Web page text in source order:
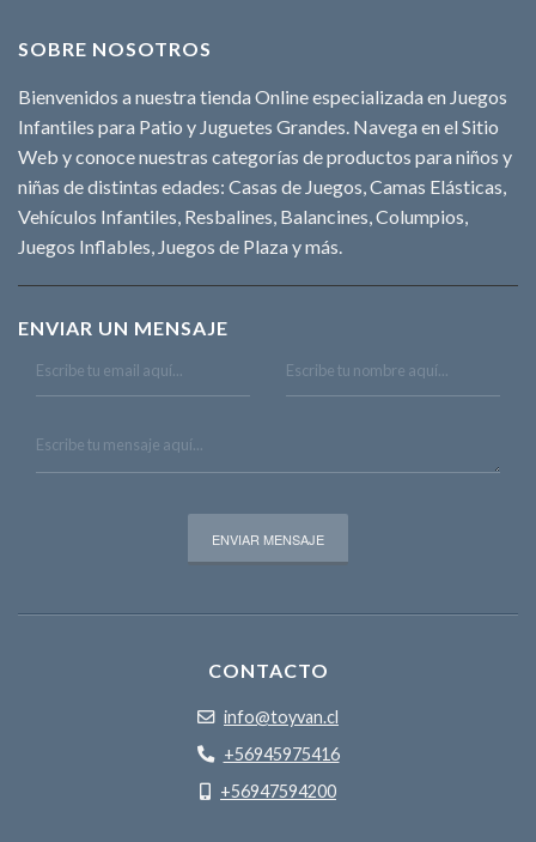
SOBRE NOSOTROS
Bienvenidos a nuestra tienda Online especializada en Juegos
Infantiles para Patio y Juguetes Grandes. Navega en el Sitio
Web y conoce nuestras categorías de productos para niños y
niñas de distintas edades: Casas de Juegos, Camas Elásticas,
Vehículos Infantiles, Resbalines, Balancines, Columpios,
Juegos Inflables, Juegos de Plaza y más.
ENVIAR UN MENSAJE
CONTACTO
info@toyvan.cl
+56945975416
+56947594200